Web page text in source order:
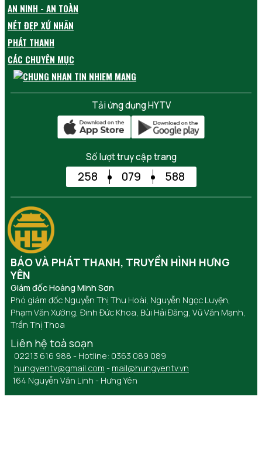
AN NINH - AN TOÀN
NÉT ĐẸP XỨ NHÃN
PHÁT THANH
CÁC CHUYÊN MỤC
Tải ứng dụng HYTV
Số lượt truy cập trang
258 079 588
BÁO VÀ PHÁT THANH, TRUYỀN HÌNH HƯNG
YÊN
Giám đốc Hoàng Minh Sơn
Phó giám đốc Nguyễn Thị Thu Hoài, Nguyễn Ngọc Luyện,
Phạm Văn Xướng, Đinh Đức Khoa, Bùi Hải Đăng, Vũ Văn Mạnh,
Trần Thị Thoa
Liên hệ toà soạn
02213 616 988 - Hotline: 0363 089 089
hungyentv@gmail.com - mail@hungyentv.vn
164 Nguyễn Văn Linh - Hưng Yên